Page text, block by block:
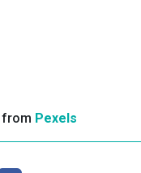
from Pexels